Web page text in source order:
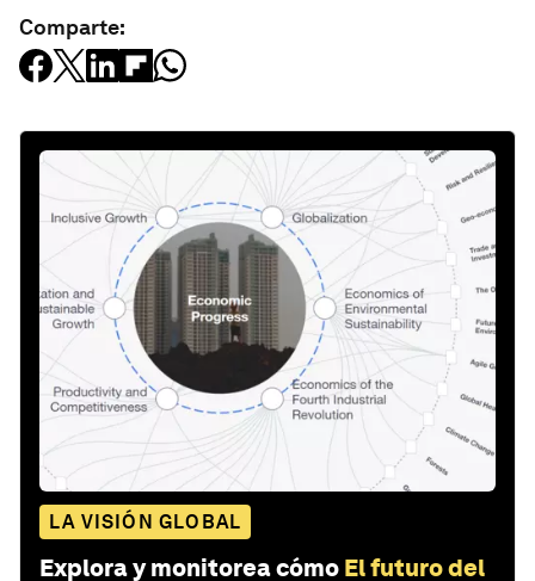
Comparte:
LA VISIÓN GLOBAL
Explora y monitorea cómo El futuro del